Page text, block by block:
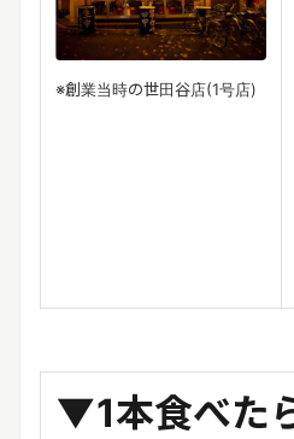
※創業当時の世田谷店(1号店)
▼1本食べた